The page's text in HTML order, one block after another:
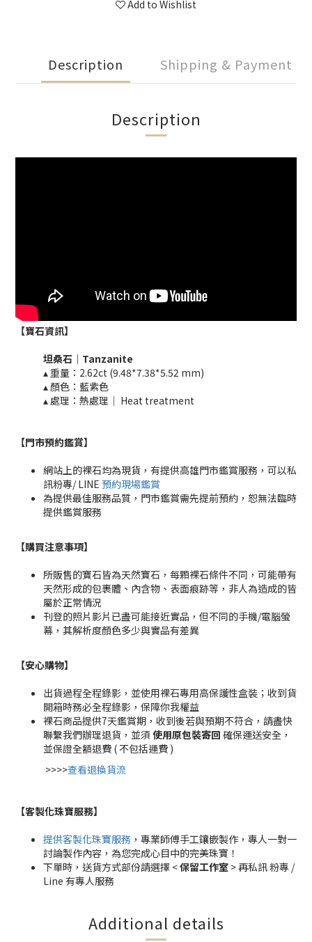
Add to Wishlist
Description Shipping & Payment
Description
【寶石資訊】
坦桑石｜ ​Tanzanite
▴ 重量： 2.62ct (9.48*7.38*5.52 mm)
▴ 顏色：藍紫色
▴ 處理：熱處理｜ Heat treatment​​
【門市預約鑑賞】
網站上的裸石均為現貨，有提供高雄門市鑑賞服務，可以私
訊粉專/ LINE 預約現場鑑賞
為提供最佳服務品質，門市鑑賞需先提前預約，恕無法臨時
提供鑑賞服務
【購買注意事項】
所販售的寶石皆為天然寶石，每顆裸石條件不同，可能帶有
天然形成的包裹體、內含物、表面痕跡等，非人為造成的皆
屬於正常情況
刊登的照片影片已盡可能接近實品，但不同的手機/電腦螢
幕，其解析度顏色多少與實品有差異
【安心購物】
出貨過程全程錄影，並使用裸石專用高保護性盒裝；收到貨
開箱時務必全程錄影，保障你我權益
裸石商品提供7天鑑賞期，收到後若與預期不符合，請盡快
聯繫我們辦理退貨，並須 使用原包裝寄回 確保運送安全，
並保證全額退費 ( 不包括運費 )
>>>>查看退換貨流
【客製化珠寶服務】
提供客製化珠寶服務 ，專業師傅手工鑲嵌製作，專人一對一
討論製作內容，為您完成心目中的完美珠寶！
下單時，送貨方式部份請選擇 <保留工作室 > 再私訊 粉專 /
Line 有專人服務
Additional details